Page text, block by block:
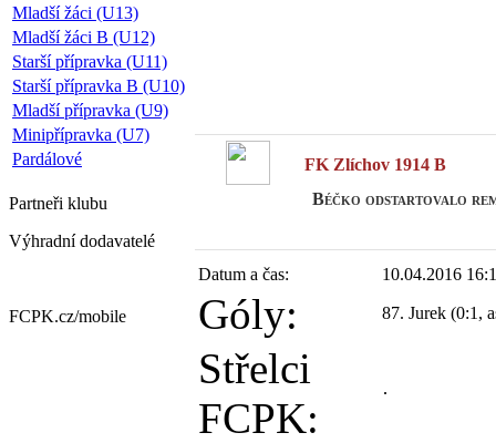
Mladší žáci (U13)
Mladší žáci B (U12)
Starší přípravka (U11)
Starší přípravka B (U10)
Mladší přípravka (U9)
Minipřípravka (U7)
Pardálové
Partneři klubu
Výhradní dodavatelé
FCPK.cz/mobile
FK Zlíchov 1914 B
Béčko odstartovalo
Datum a čas: 10.04.2016
Góly: 87. Jurek (0:1,
Střelci
FCPK: